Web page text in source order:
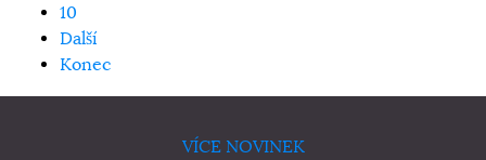
10
Další
Konec
VÍCE NOVINEK